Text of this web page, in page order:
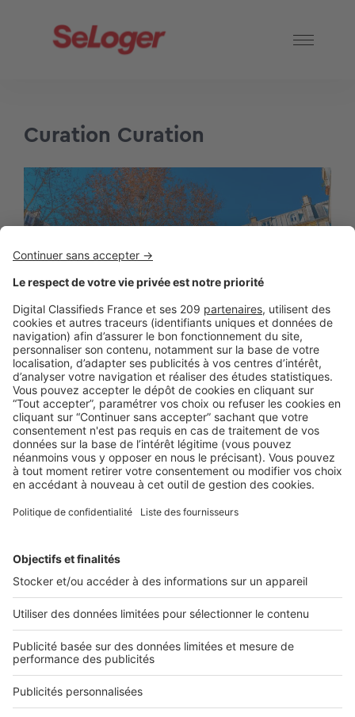
Curation Curation
NON CLASSÉ
La loi Denormandie : qu’est-ce que
c’est ?
2 rue des Italiens 75009 Paris
01 53 38 80 00